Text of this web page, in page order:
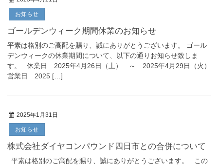
お知らせ
ゴールデンウィーク期間休業のお知らせ
平素は格別のご高配を賜り、誠にありがとうございます。 ゴール
デンウィークの休業期間について、以下の通りお知らせ致しま
す。 休業日 2025年4月26日（土） ～ 2025年4月29日（火）
営業日 2025 […]
2025年1月31日
お知らせ
株式会社ダイヤコンパウンド四日市との合併について
平素は格別のご高配を賜り、誠にありがとうございます。 この